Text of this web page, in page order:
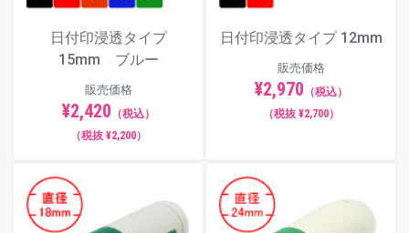
日付印浸透タイプ
15mm ブルー
販売価格
¥2,420 （税込）
（税抜 ¥2,200）
日付印浸透タイプ 12mm
販売価格
¥2,970 （税込）
（税抜 ¥2,700）